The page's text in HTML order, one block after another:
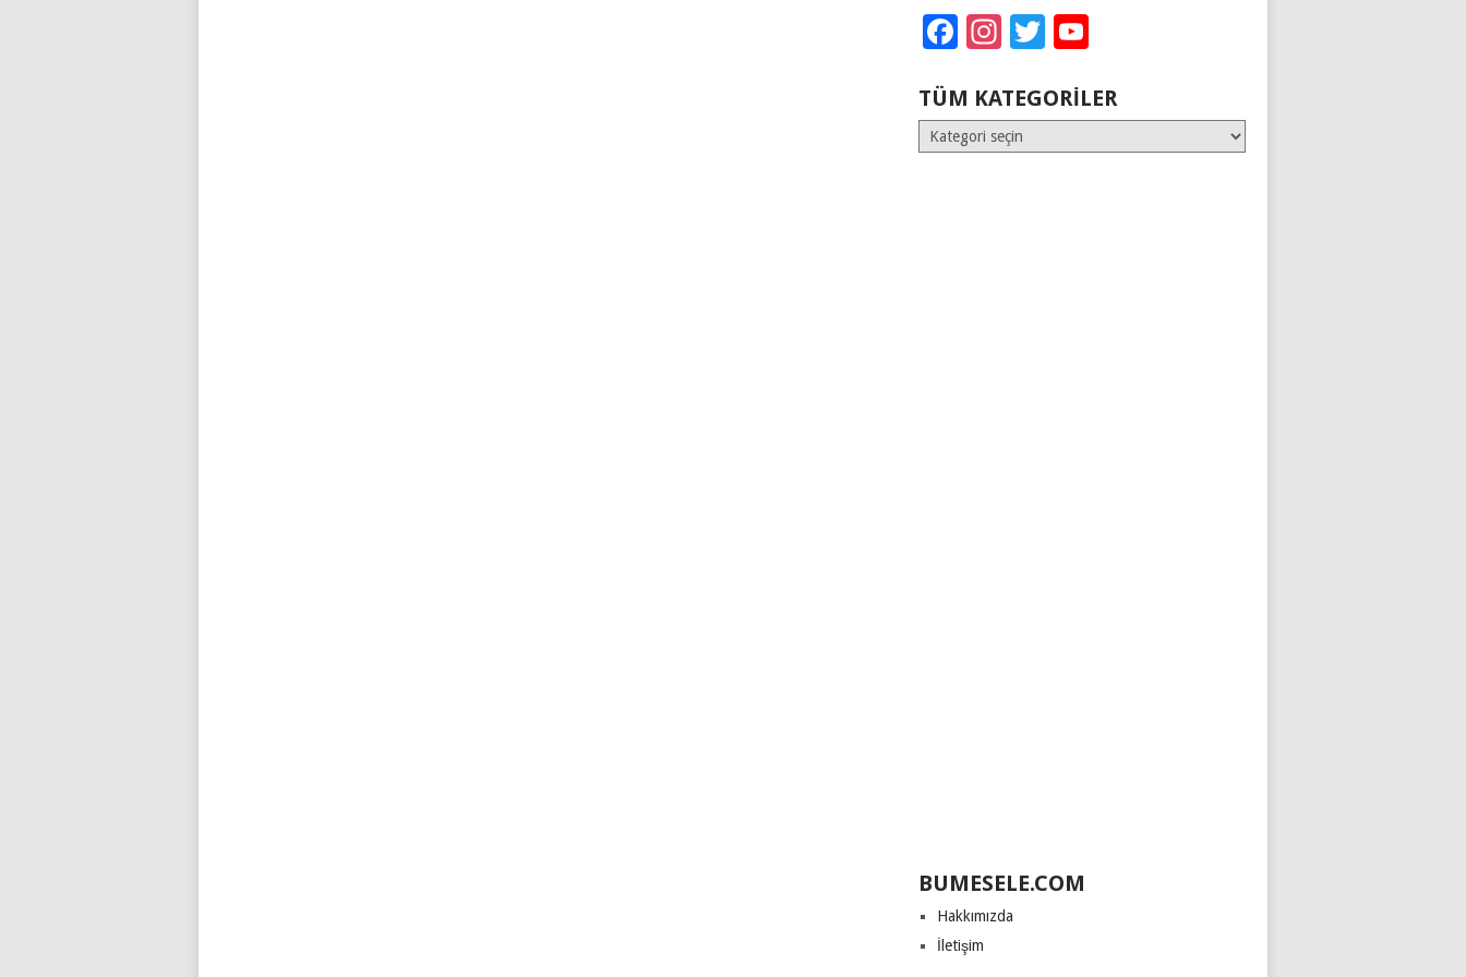
Facebook
Instagram
Twitter
TÜM KATEGORILER
Tüm
Kategoriler
BUMESELE.COM
Hakkımızda
İletişim